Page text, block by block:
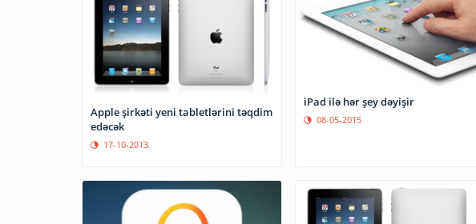
Apple şirkəti yeni tabletlərini təqdim
edəcək
17-10-2013
iPad ilə hər şey dəyişir
08-05-2015